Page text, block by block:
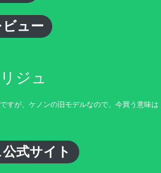
ュー
ジュ
すが、ケノンの旧モデルなので、今買う意味は
式サイト